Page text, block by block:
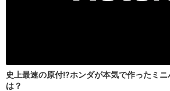
史上最速の原付!?ホンダが本気で作ったミ
は？